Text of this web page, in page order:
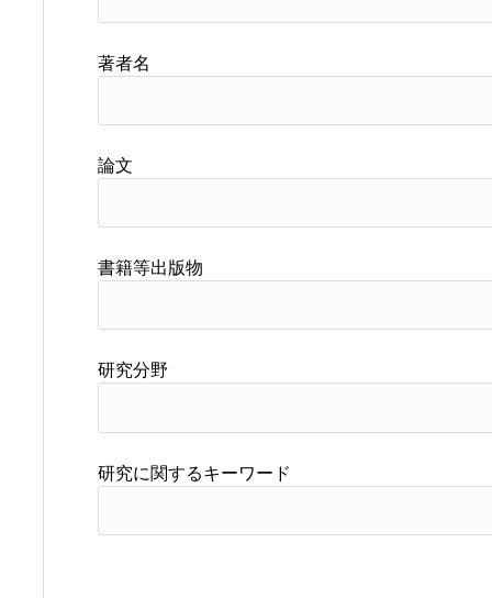
著者名
論文
書籍等出版物
研究分野
研究に関するキーワード